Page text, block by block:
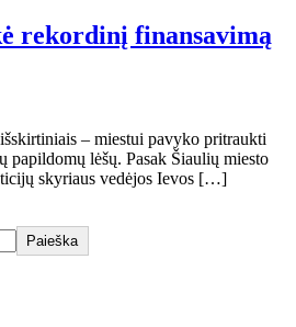
rekordinį finansavimą
– miestui pavyko pritraukti
papildomų lėšų. Pasak Šiaulių miesto
skyriaus vedėjos Ievos […]
Paieška